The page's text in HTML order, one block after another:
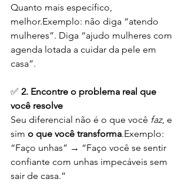
Quanto mais específico,
melhor.Exemplo: não diga “atendo
mulheres”. Diga “ajudo mulheres com
agenda lotada a cuidar da pele em
casa”.
✅ 2. Encontre o problema real que
você resolve
Seu diferencial não é o que você faz, e
sim o que você transforma.Exemplo:
“Faço unhas” → “Faço você se sentir
confiante com unhas impecáveis sem
sair de casa.”